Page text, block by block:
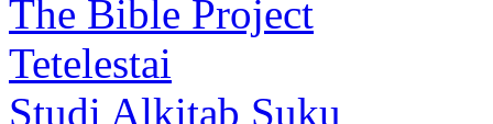
The Bible Project
Tetelestai
Studi Alkitab Suku